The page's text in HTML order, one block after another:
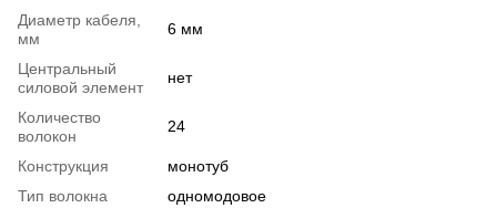
Диаметр кабеля,
мм
6 мм
Центральный
силовой элемент
нет
Количество
волокон
24
Конструкция
монотуб
Тип волокна
одномодовое